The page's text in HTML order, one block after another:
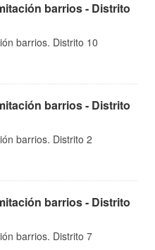
barrios - Distrito
barrios. Distrito 10
barrios - Distrito
barrios. Distrito 2
barrios - Distrito
barrios. Distrito 7